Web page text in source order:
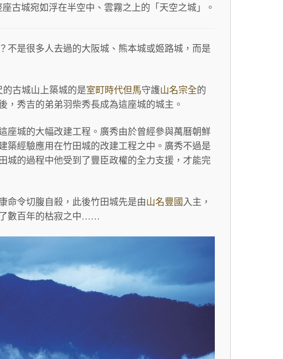
座古城宛如浮在半空中、雲霧之上的「天空之城」。
不是很多人去過的大阪城、熊本城或姬路城，而是
古城山上築城的是室町時代但馬守護山名宗全的
，秀吉的弟弟羽柴秀長成為這座城的城主。
座城的大幅改建工程。廣秀由於曾經參與萬曆朝鮮
築經驗應用在竹田城的改建工程之中。廣秀不過是
城的過程中他受到了豐臣政權的全力支援，才能完
命令切腹自殺，此後竹田城先是由山名豐國 入主，
數百年的枯寂之中……